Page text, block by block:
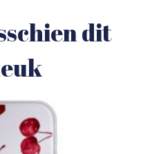
dit